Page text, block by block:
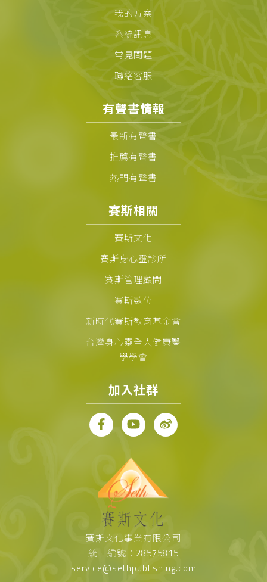
我的方案
系統訊息
常見問題
聯絡客服
有聲書情報
最新有聲書
推薦有聲書
熱門有聲書
賽斯相關
賽斯文化
賽斯身心靈診所
賽斯管理顧問
賽斯數位
新時代賽斯教育基金會
台灣身心靈全人健康醫
學學會
加入社群
賽斯文化事業有限公司
統一編號：28575815
service@sethpublishing.com